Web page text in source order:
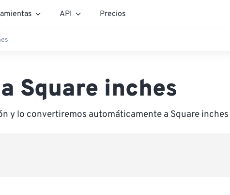
API Precios
Square inches
y lo convertiremos automáticamente a Square inches